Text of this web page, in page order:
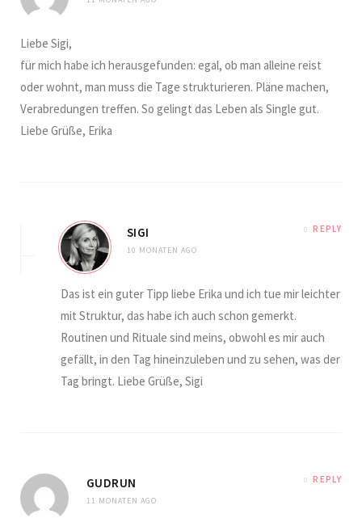
Liebe Sigi,
für mich habe ich herausgefunden: egal, ob man alleine reist
oder wohnt, man muss die Tage strukturieren. Pläne machen,
Verabredungen treffen. So gelingt das Leben als Single gut.
Liebe Grüße, Erika
SIGI
10 MONATEN AGO
REPLY
Das ist ein guter Tipp liebe Erika und ich tue mir leichter
mit Struktur, das habe ich auch schon gemerkt.
Routinen und Rituale sind meins, obwohl es mir auch
gefällt, in den Tag hineinzuleben und zu sehen, was der
Tag bringt. Liebe Grüße, Sigi
GUDRUN
11 MONATEN AGO
REPLY